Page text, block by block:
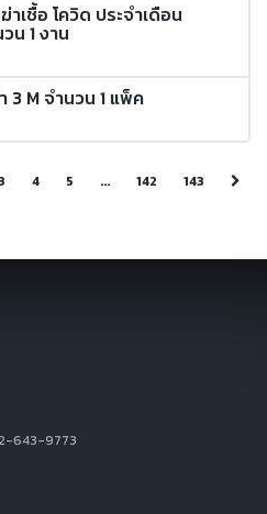
เชื้อ โควิด ประจำเดือน
น 1 งาน
3 M จำนวน 1 แพ็ค
4 5 ... 142 143
643-9773